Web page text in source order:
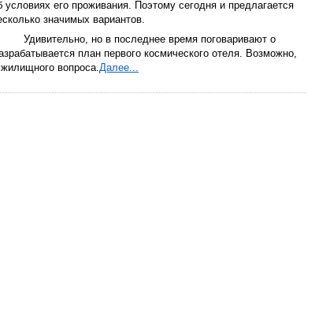
условиях его проживания. Поэтому сегодня и предлагается
значимых вариантов.
но в последнее время поговаривают о
план первого космического отеля. Возможно,
вопроса.Далее...